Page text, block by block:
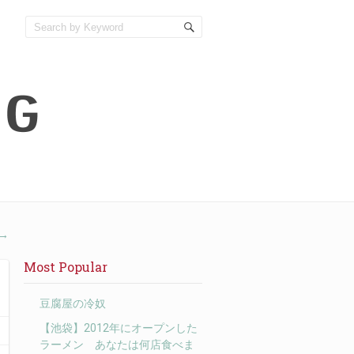
Most Popular
豆腐屋の冷奴
【池袋】2012年にオープンした
ラーメン あなたは何店食べま